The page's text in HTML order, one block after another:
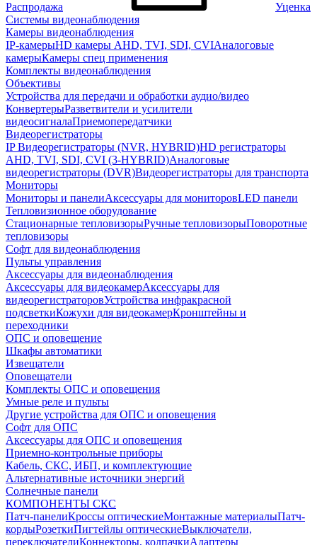
Распродажа
Уценка
Системы видеонаблюдения
Камеры видеонаблюдения
IP-камерыHD камеры AHD, TVI, SDI, CVIАналоговые
камерыКамеры спец применения
Комплекты видеонаблюдения
Объективы
Устройства для передачи и обработки аудио/видео
КонвертерыРазветвители и усилители
видеосигналаПриемопередатчики
Видеорегистраторы
IP Видеорегистраторы (NVR, HYBRID)HD регистраторы
AHD, TVI, SDI, CVI (3-HYBRID)Аналоговые
видеорегистраторы (DVR)Видеорегистраторы для транспорта
Мониторы
Мониторы и панелиАксессуары для мониторовLED панели
Тепловизионное оборудование
Стационарные тепловизорыРучные тепловизорыПоворотные
тепловизоры
Софт для видеонаблюдения
Пульты управления
Аксессуары для видеонаблюдения
Аксессуары для видеокамерАксессуары для
видеорегистраторовУстройства инфракрасной
подсветкиКожухи для видеокамерКронштейны и
переходники
ОПС и оповещение
Шкафы автоматики
Извещатели
Оповещатели
Комплекты ОПС и оповещения
Умные реле и пульты
Другие устройства для ОПС и оповещения
Софт для ОПС
Аксессуары для ОПС и оповещения
Приемно-контрольные приборы
Кабель, СКС, ИБП, и комплектующие
Альтернативные источники энергий
Солнечные панели
КОМПОНЕНТЫ СКС
Патч-панелиКроссы оптическиеМонтажные материалыПатч-
кордыРозеткиПигтейлы оптическиеВыключатели,
переключателиКоннекторы, колпачкиАдаптеры